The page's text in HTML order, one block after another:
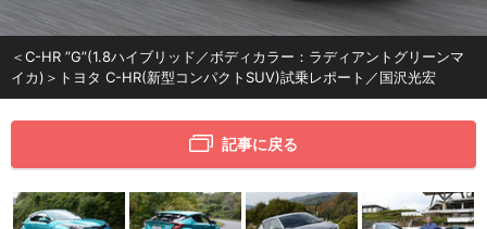
＜C-HR ”G”(1.8ハイブリッド／ボディカラー：ラディアントグリーンマ
イカ)＞トヨタ C-HR(新型コンパクトSUV)試乗レポート／国沢光宏
記事に戻る